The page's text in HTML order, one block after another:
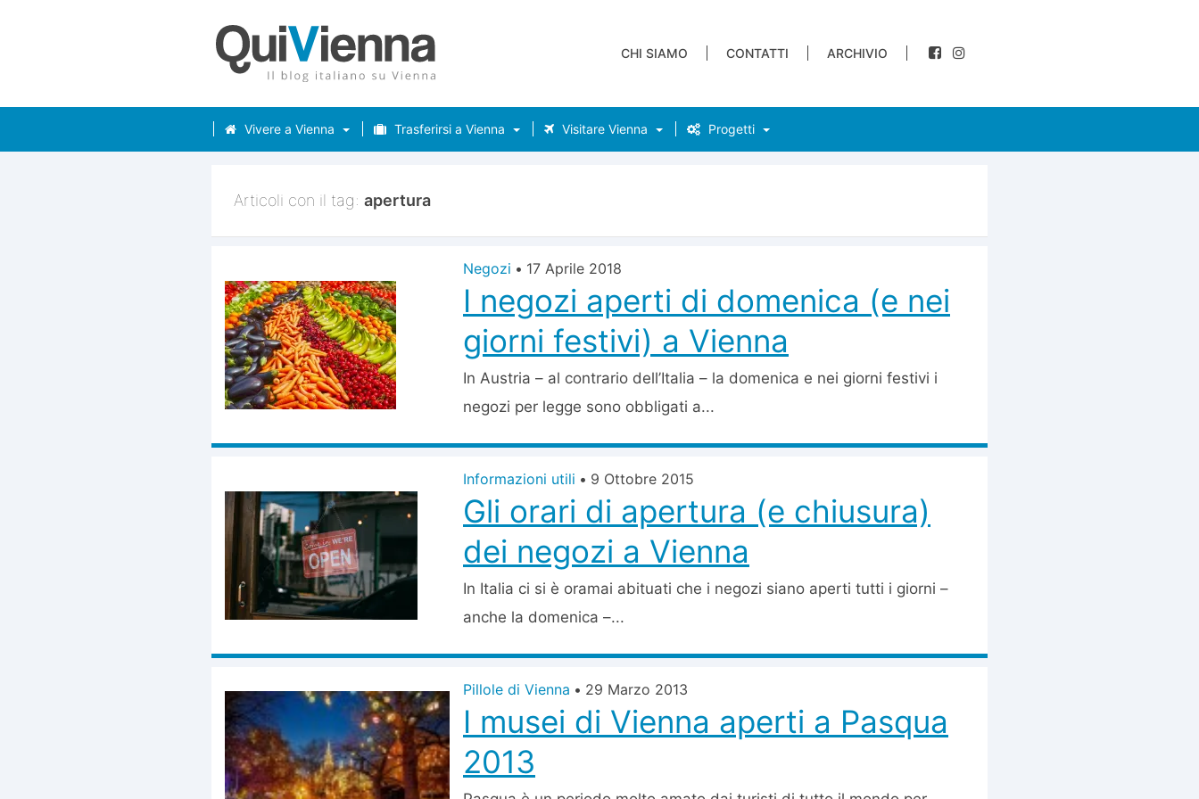
CHI SIAMO CONTATTI ARCHIVIO
Vivere a Vienna Trasferirsi a Vienna Visitare Vienna Progetti
Articoli con il tag: apertura
Negozi • 17 Aprile 2018
I negozi aperti di domenica (e nei
giorni festivi) a Vienna
In Austria – al contrario dell’Italia – la domenica e nei giorni festivi i
negozi per legge sono obbligati a...
Informazioni utili • 9 Ottobre 2015
Gli orari di apertura (e chiusura)
dei negozi a Vienna
In Italia ci si è oramai abituati che i negozi siano aperti tutti i giorni –
anche la domenica –...
Pillole di Vienna • 29 Marzo 2013
I musei di Vienna aperti a Pasqua
2013